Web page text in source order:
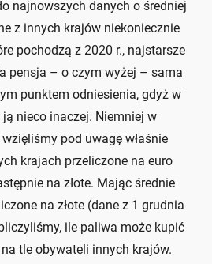
najnowszych danych o średniej
z innych krajów niekoniecznie
pochodzą z 2020 r., najstarsze
pensja – o czym wyżej – sama
punktem odniesienia, gdyż w
nieco inaczej. Niemniej w
pod uwagę właśnie
krajach przeliczone na euro
na złote. Mając średnie
na złote (dane z 1 grudnia
ile paliwa może kupić
tle obywateli innych krajów.